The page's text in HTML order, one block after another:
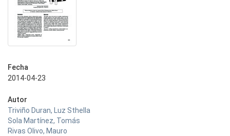
Fecha
2014-04-23
Autor
Triviño Duran, Luz Sthella
Sola Martínez, Tomás
Rivas Olivo, Mauro